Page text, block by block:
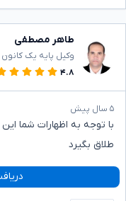
طاهر مصطفی
وکیل پایه یک
۴.۸
۵ سال پیش
با توجه به اظهارات شما
طلاق بگیرد